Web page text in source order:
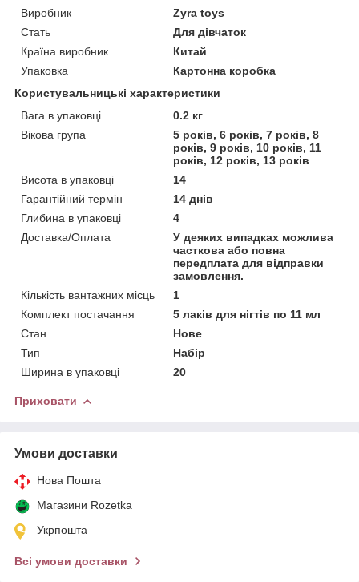
Виробник
Zyra toys
Стать
Для дівчаток
Країна виробник
Китай
Упаковка
Картонна коробка
Користувальницькі характеристики
Вага в упаковці
0.2 кг
Вікова група
5 років, 6 років, 7 років, 8
років, 9 років, 10 років, 11
років, 12 років, 13 років
Висота в упаковці
14
Гарантійний термін
14 днів
Глибина в упаковці
4
Доставка/Оплата
У деяких випадках можлива
часткова або повна
передплата для відправки
замовлення.
Кількість вантажних місць
1
Комплект постачання
5 лаків для нігтів по 11 мл
Стан
Нове
Тип
Набір
Ширина в упаковці
20
Приховати
Умови доставки
Нова Пошта
Магазини Rozetka
Укрпошта
Всі умови доставки